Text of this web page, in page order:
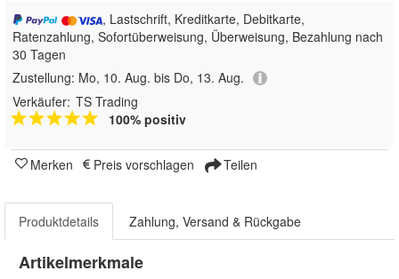
, Lastschrift, Kreditkarte, Debitkarte,
Ratenzahlung, Sofortüberweisung, Überweisung, Bezahlung nach
30 Tagen
Zustellung: Mo, 10. Aug. bis Do, 13. Aug.
Verkäufer: TS Trading
100% positiv
Merken Preis vorschlagen Teilen
Produktdetails Zahlung, Versand & Rückgabe
Artikelmerkmale